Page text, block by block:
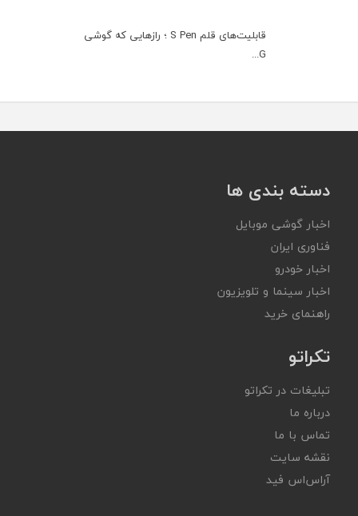
قابلیت‌های قلم S Pen ؛ رازهایی که گوشی
G...
دسته بندی ها
اخبار گوشی موبایل
فناوری ایران
اخبار خودرو
اخبار سینما و تلویزیون
راهنمای خرید
تکراتو
تبلیغات در تکراتو
درباره ما
تماس با ما
نقشه سایت
آر‌اس‌اس فید